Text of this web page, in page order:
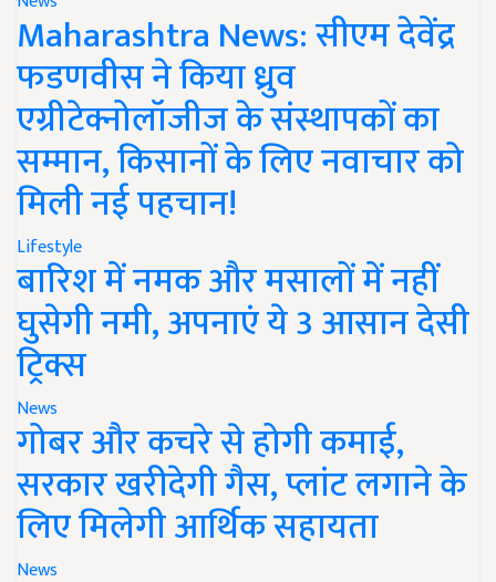
Maharashtra News: सीएम देवेंद्र
फडणवीस ने किया ध्रुव
एग्रीटेक्नोलॉजीज के संस्थापकों का
सम्मान, किसानों के लिए नवाचार को
मिली नई पहचान!
Lifestyle
बारिश में नमक और मसालों में नहीं
घुसेगी नमी, अपनाएं ये 3 आसान देसी
ट्रिक्स
News
गोबर और कचरे से होगी कमाई,
सरकार खरीदेगी गैस, प्लांट लगाने के
लिए मिलेगी आर्थिक सहायता
News